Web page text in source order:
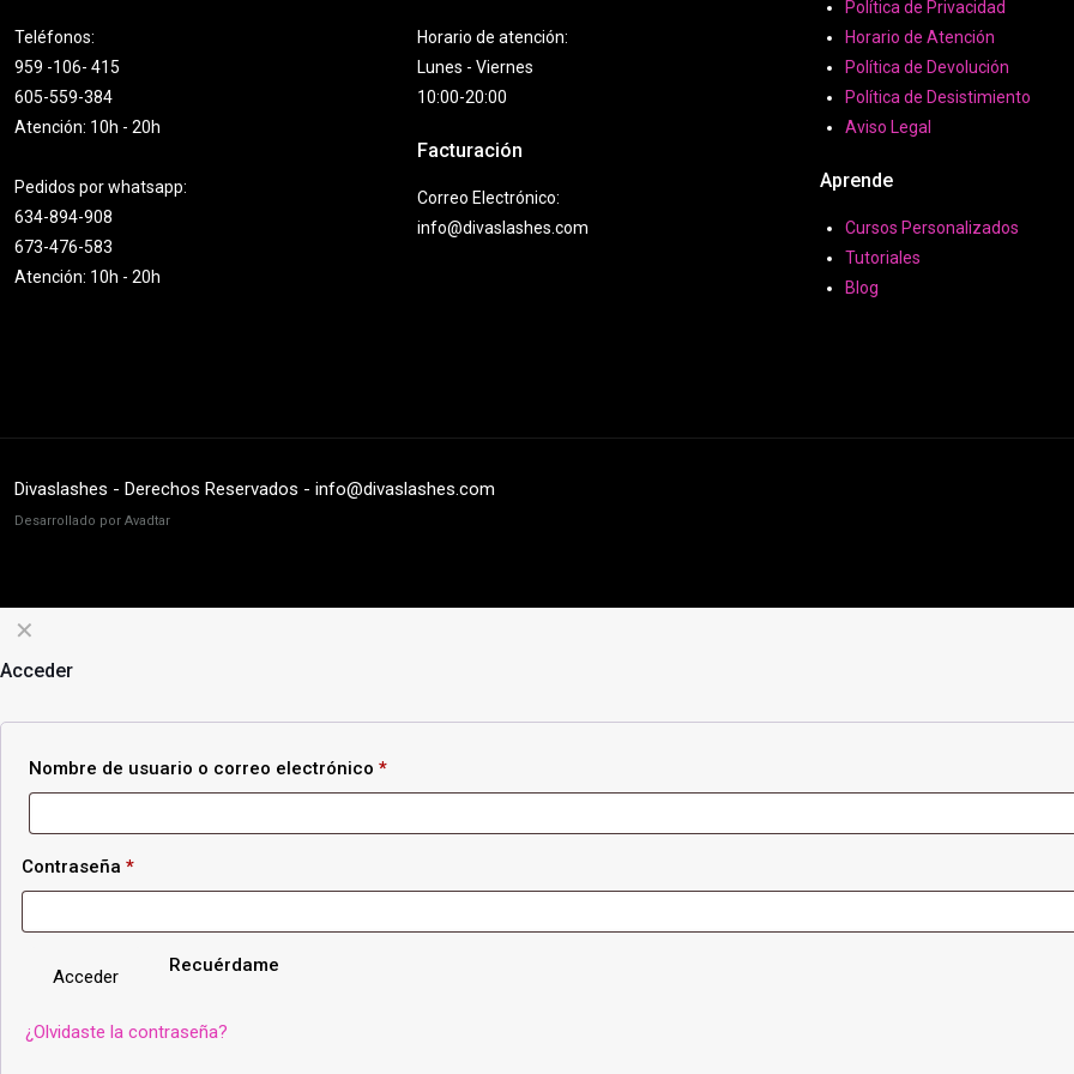
Teléfonos:
959 -106- 415
605-559-384
Atención: 10h - 20h
Pedidos por whatsapp:
634-894-908
673-476-583
Atención: 10h - 20h
Horario de atención:
Lunes - Viernes
10:00-20:00
Facturación
Correo Electrónico:
info@divaslashes.com
Política de Privacidad
Horario de Atención
Política de Devolución
Política de Desistimiento
Aviso Legal
Aprende
Cursos Personalizados
Tutoriales
Blog
Divaslashes - Derechos Reservados - info@divaslashes.com
Desarrollado por Avadtar
✕
Acceder
Nombre de usuario o correo electrónico *
Contraseña *
Recuérdame
Acceder
¿Olvidaste la contraseña?